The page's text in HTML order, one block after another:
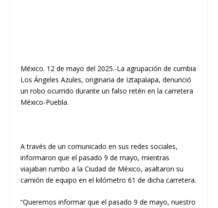
México. 12 de mayo del 2025.-La agrupación de cumbia
Los Ángeles Azules, originaria de Iztapalapa, denunció
un robo ocurrido durante un falso retén en la carretera
México-Puebla.
A través de un comunicado en sus redes sociales,
informaron que el pasado 9 de mayo, mientras
viajaban rumbo a la Ciudad de México, asaltaron su
camión de equipo en el kilómetro 61 de dicha carretera.
“Queremos informar que el pasado 9 de mayo, nuestro